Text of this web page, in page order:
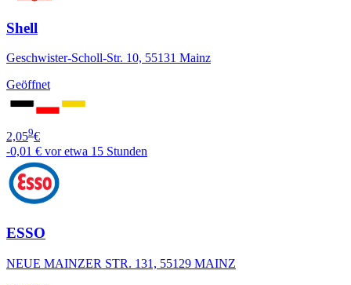
Shell
Geschwister-Scholl-Str. 10, 55131 Mainz
Geöffnet
2,059€
-0,01 € vor etwa 15 Stunden
ESSO
NEUE MAINZER STR. 131, 55129 MAINZ